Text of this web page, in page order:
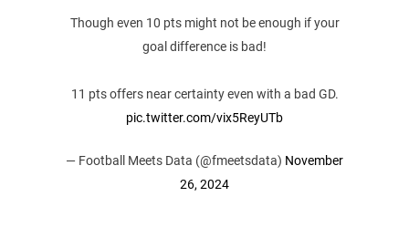
Though even 10 pts might not be enough if your
goal difference is bad!
11 pts offers near certainty even with a bad GD.
pic.twitter.com/vix5ReyUTb
— Football Meets Data (@fmeetsdata) November
26, 2024